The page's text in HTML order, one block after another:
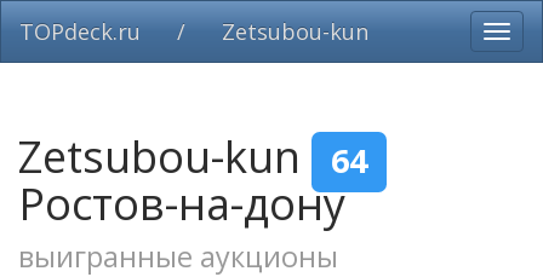
TOPdeck.ru / Zetsubou-kun
Zetsubou-kun 64
Ростов-на-дону
выигранные аукционы